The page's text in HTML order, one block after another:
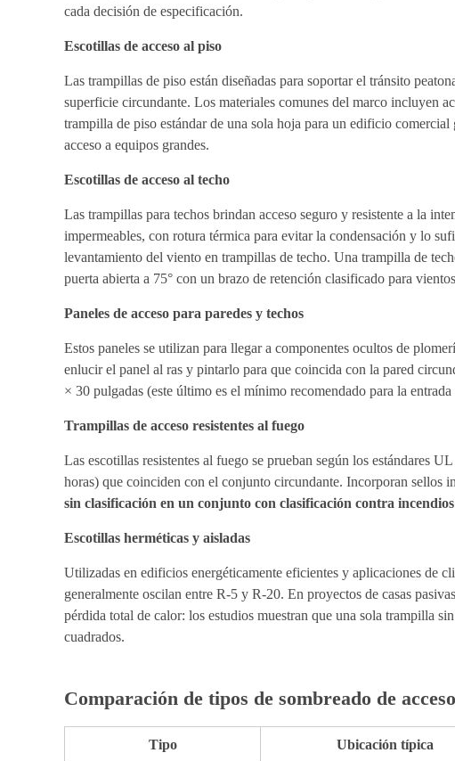
cada decisión de especificación.
Escotillas de acceso al piso
Las trampillas de piso están diseñadas para soportar el tránsito
superficie circundante. Los materiales comunes del marco incluyen
trampilla de piso estándar de una sola hoja para un edificio
acceso a equipos grandes.
Escotillas de acceso al techo
Las trampillas para techos brindan acceso seguro y resistente a la
impermeables, con rotura térmica para evitar la condensación y lo
levantamiento del viento en trampillas de techo. Una trampilla de
puerta abierta a 75° con un brazo de retención clasificado para
Paneles de acceso para paredes y techos
Estos paneles se utilizan para llegar a componentes ocultos de
enlucir el panel al ras y pintarlo para que coincida con la pared
× 30 pulgadas (este último es el mínimo recomendado para la
Trampillas de acceso resistentes al fuego
Las escotillas resistentes al fuego se prueban según los estándares
horas) que coinciden con el conjunto circundante. Incorporan sellos
sin clasificación en un conjunto con clasificación contra
Escotillas herméticas y aisladas
Utilizadas en edificios energéticamente eficientes y aplicaciones de
generalmente oscilan entre R-5 y R-20. En proyectos de casas
pérdida total de calor: los estudios muestran que una sola trampilla
cuadrados.
Comparación de tipos de sombreado de acceso
Tipo Ubicación típica